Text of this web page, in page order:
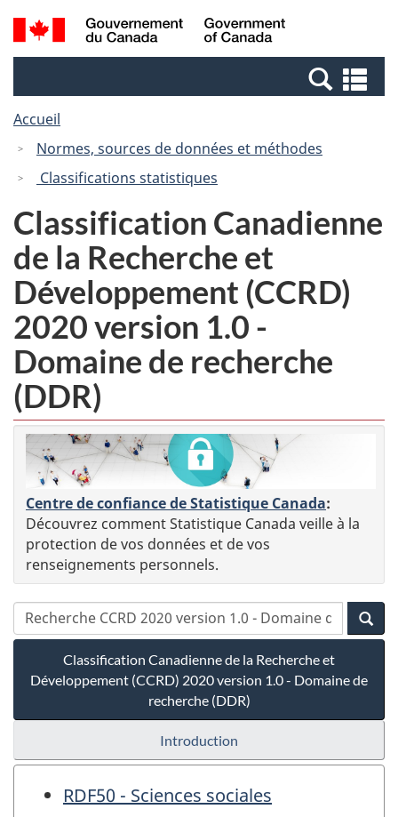
Passer
au
Passer
à
Canada
Recherche
et
et
Accueil
Normes, sources de données et méthodes
Classifications statistiques
Classification Canadienne
de la Recherche et
Développement (CCRD)
2020 version 1.0 -
Domaine de recherche
(DDR)
Centre de confiance de Statistique Canada:
Découvrez comment Statistique Canada veille à la
protection de vos données et de vos
renseignements personnels.
Classification Canadienne de la Recherche et
Développement (CCRD) 2020 version 1.0 - Domaine de
recherche (DDR)
Introduction
RDF50 - Sciences sociales